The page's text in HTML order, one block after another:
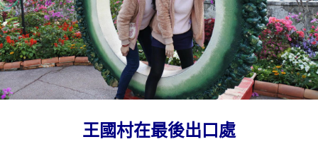
王國村在最後出口處